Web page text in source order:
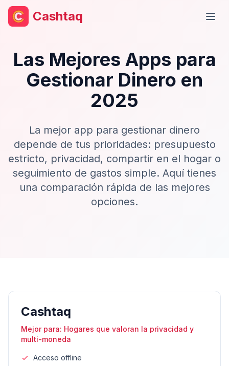
Cashtaq
Las Mejores Apps para
Gestionar Dinero en
2025
La mejor app para gestionar dinero
depende de tus prioridades: presupuesto
estricto, privacidad, compartir en el hogar o
seguimiento de gastos simple. Aquí tienes
una comparación rápida de las mejores
opciones.
Cashtaq
Mejor para: Hogares que valoran la privacidad y
multi-moneda
Acceso offline